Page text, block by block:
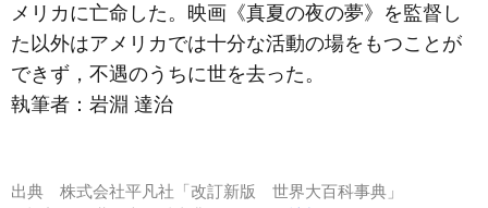
メリカに亡命した。映画《真夏の夜の夢》を監督し
た以外はアメリカでは十分な活動の場をもつことが
できず，不遇のうちに世を去った。
執筆者： 岩淵 達治
出典 株式会社平凡社「改訂新版 世界大百科事典」